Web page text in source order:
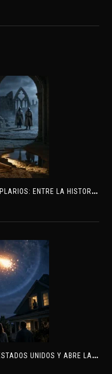
M
ARÍA MAGDALENA Y LOS TEMPLARIOS: ENTRE LA HISTORIA Y EL MISTERIO
U
N METEORO EXPLOTA SOBRE ESTADOS UNIDOS Y ABRE LA PISTA DE POLAR-IM, UN POSIBLE VISITANTE INTERESTELAR